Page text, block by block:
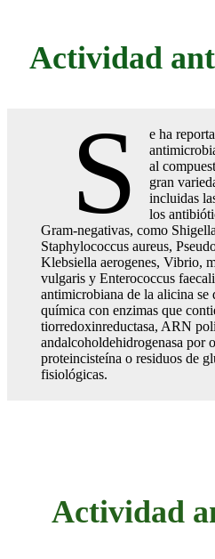
Actividad
S
e ha
al
gran
incluidas
los
Gram-negativas, como
Staphylococcus aureus,
Klebsiella aerogenes, Vibrio,
vulgaris y Enterococcus
antimicrobiana de la alicina se
química con enzimas que
tiorredoxinreductasa, ARN
andalcoholdehidrogenasa por
proteincisteína o residuos de
fisiológicas.
Actividad